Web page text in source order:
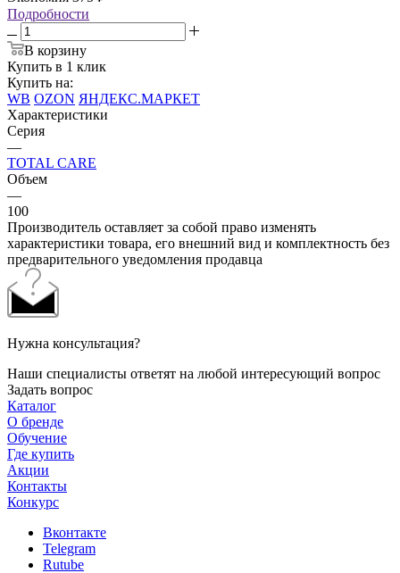
Подробности
В корзину
Купить в 1 клик
Купить на:
WB OZON ЯНДЕКС.МАРКЕТ
Характеристики
Серия
—
TOTAL CARE
Объем
—
100
Производитель оставляет за собой право изменять
характеристики товара, его внешний вид и комплектность без
предварительного уведомления продавца
Нужна консультация?
Наши специалисты ответят на любой интересующий вопрос
Задать вопрос
Каталог
О бренде
Обучение
Где купить
Акции
Контакты
Конкурс
Вконтакте
Telegram
Rutube